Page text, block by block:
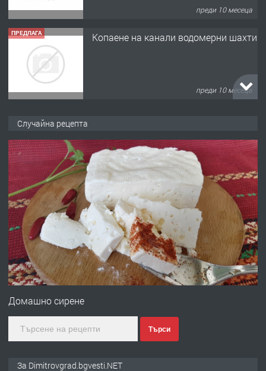
преди 10 месеца
ПРЕДЛАГА Копаене на канали водомерни шахти
преди 10 месеца
преди 10 месеца
ПРЕДЛАГА
Отпушване на канали тоалетни
вертикални щрангове
преди 11 месеца
ПРЕДЛАГА Онлайн магазин за всички!
Случайна рецепта
Домашно сирене
Търси
За Dimitrovgrad.bgvesti.NET